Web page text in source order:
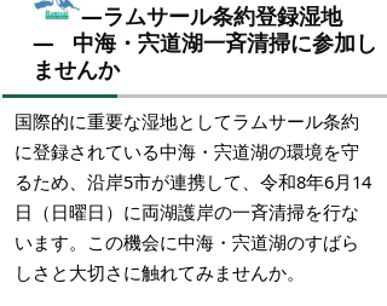
―ラムサール条約登録湿地
― 中海・宍道湖一斉清掃に参加し
ませんか
国際的に重要な湿地としてラムサール条約
に登録されている中海・宍道湖の環境を守
るため、沿岸5市が連携して、令和8年6月14
日（日曜日）に両湖護岸の一斉清掃を行な
います。この機会に中海・宍道湖のすばら
しさと大切さに触れてみませんか。